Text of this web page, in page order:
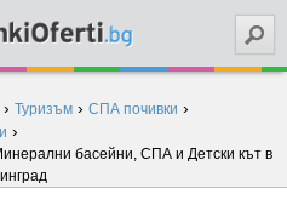
› Туризъм › СПА почивки ›
›
басейни, СПА и Детски кът в